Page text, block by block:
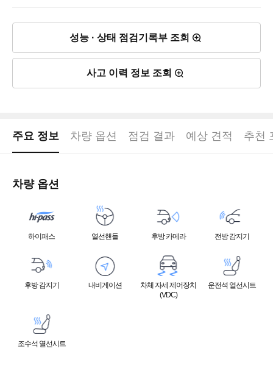
성능 · 상태 점검기록부 조회
사고 이력 정보 조회
주요 정보 차량 옵션 점검 결과 예상 견적 추천
차량 옵션
하이패스 열선핸들 후방 카메라 전방 감지기
후방 감지기 내비게이션
차체 자세 제어장치
(VDC)
운전석 열선시트
조수석 열선시트